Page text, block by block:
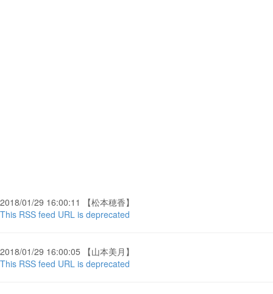
2018/01/29 16:00:11 【松本穂香】
This RSS feed URL is deprecated
2018/01/29 16:00:05 【山本美月】
This RSS feed URL is deprecated